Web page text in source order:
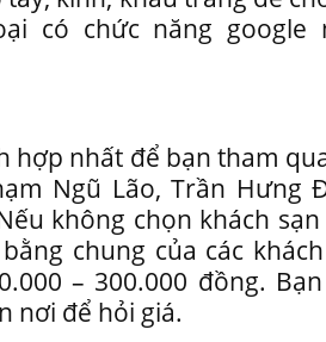
có chức năng
hợp nhất để bạn tham
Ngũ Lão, Trần Hưng
không chọn khách
chung của các
– 300.000 đồng.
nơi để hỏi giá.